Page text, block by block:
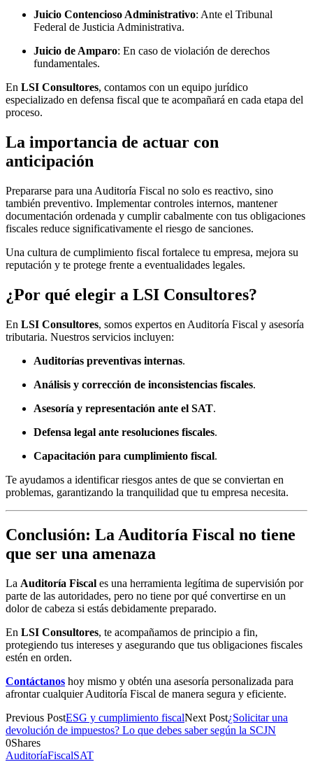
Juicio Contencioso Administrativo: Ante el Tribunal
Federal de Justicia Administrativa.
Juicio de Amparo: En caso de violación de derechos
fundamentales.
En LSI Consultores, contamos con un equipo jurídico
especializado en defensa fiscal que te acompañará en cada etapa del
proceso.
La importancia de actuar con
anticipación
Prepararse para una Auditoría Fiscal no solo es reactivo, sino
también preventivo. Implementar controles internos, mantener
documentación ordenada y cumplir cabalmente con tus obligaciones
fiscales reduce significativamente el riesgo de sanciones.
Una cultura de cumplimiento fiscal fortalece tu empresa, mejora su
reputación y te protege frente a eventualidades legales.
¿Por qué elegir a LSI Consultores?
En LSI Consultores, somos expertos en Auditoría Fiscal y asesoría
tributaria. Nuestros servicios incluyen:
Auditorías preventivas internas.
Análisis y corrección de inconsistencias fiscales.
Asesoría y representación ante el SAT.
Defensa legal ante resoluciones fiscales.
Capacitación para cumplimiento fiscal.
Te ayudamos a identificar riesgos antes de que se conviertan en
problemas, garantizando la tranquilidad que tu empresa necesita.
Conclusión: La Auditoría Fiscal no tiene
que ser una amenaza
La Auditoría Fiscal es una herramienta legítima de supervisión por
parte de las autoridades, pero no tiene por qué convertirse en un
dolor de cabeza si estás debidamente preparado.
En LSI Consultores, te acompañamos de principio a fin,
protegiendo tus intereses y asegurando que tus obligaciones fiscales
estén en orden.
Contáctanos hoy mismo y obtén una asesoría personalizada para
afrontar cualquier Auditoría Fiscal de manera segura y eficiente.
Previous PostESG y cumplimiento fiscalNext Post¿Solicitar una
devolución de impuestos? Lo que debes saber según la SCJN
0Shares
AuditoríaFiscalSAT